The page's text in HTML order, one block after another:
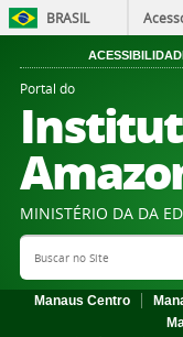
BRASIL
Portal do
MINISTÉRIO DA DA
Search Site
Manaus Centro